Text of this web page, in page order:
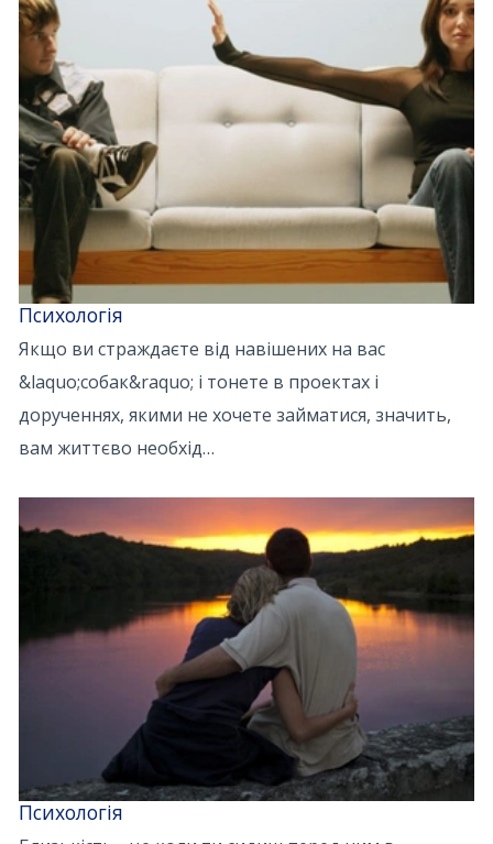
Психологія
Якщо ви страждаєте від навішених на вас
&laquo;собак&raquo; і тонете в проектах і
дорученнях, якими не хочете займатися, значить,
вам життєво необхід…
Психологія